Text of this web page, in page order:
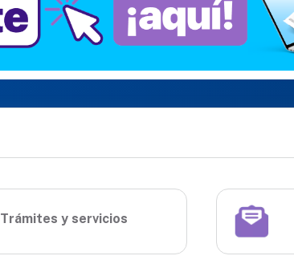
Trámites y servicios